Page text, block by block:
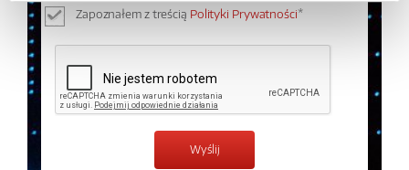
Zapoznałem z treścią Polityki Prywatności*